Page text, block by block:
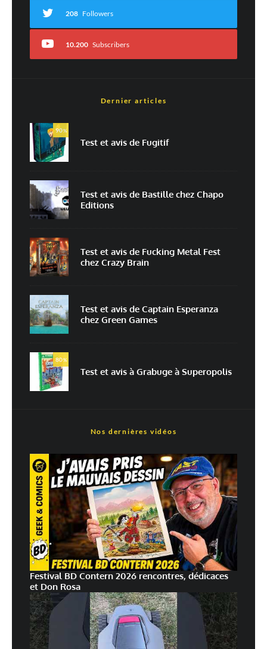
*
Enregistrer mon nom, mon e-mail et mon site dans le navigateur pour
mon prochain commentaire.
Prévenez-moi de tous les nouveaux commentaires par e-mail.
Prévenez-moi de tous les nouveaux articles par e-mail.
traitées
208 Followers
10.200 Subscribers
Dernier articles
90%
Test et avis de Fugitif
Test et avis de Bastille chez Chapo
Editions
Test et avis de Fucking Metal Fest
chez Crazy Brain
Test et avis de Captain Esperanza
chez Green Games
80%
Test et avis à Grabuge à Superopolis
Nos dernières vidéos
Festival BD Contern 2026 rencontres, dédicaces
et Don Rosa